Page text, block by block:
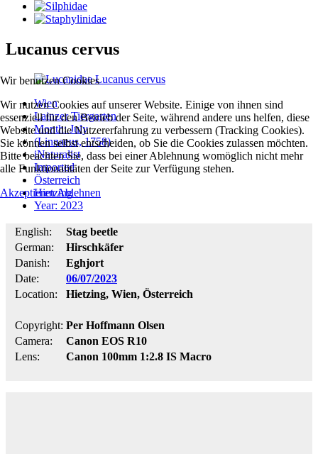
Lucanus cervus
Wien
Lainzer Tiergarten
Month: July
(Linnaeus, 1758)
iNaturalist
Imported
Österreich
Hietzing
Year: 2023
English:
Stag beetle
German:
Hirschkäfer
Danish:
Eghjort
Date:
06/07/2023
Location:
Hietzing, Wien, Österreich
Copyright: Per Hoffmann Olsen
Camera:
Canon EOS R10
Lens:
Canon 100mm 1:2.8 IS Macro
Wir benutzen Cookies
Wir nutzen Cookies auf unserer Website. Einige von ihnen sind
essenziell für den Betrieb der Seite, während andere uns helfen, diese
Website und die Nutzererfahrung zu verbessern (Tracking Cookies).
Sie können selbst entscheiden, ob Sie die Cookies zulassen möchten.
Bitte beachten Sie, dass bei einer Ablehnung womöglich nicht mehr
alle Funktionalitäten der Seite zur Verfügung stehen.
AkzeptierenAblehnen